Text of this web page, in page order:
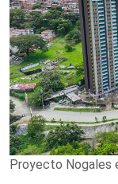
Proyecto Nogales